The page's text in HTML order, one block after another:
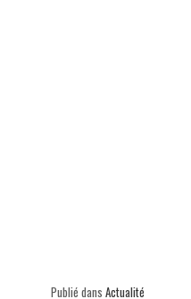
Publié dans Actualité